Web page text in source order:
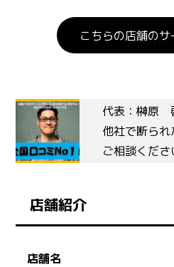
こちらの店舗の
代表：榊原
他社で断ら
ご相談くださ
店舗紹介
店舗名